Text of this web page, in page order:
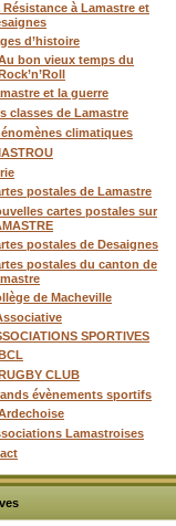
Résistance à Lamastre et
d’histoire
bon vieux temps du
et la guerre
classes de Lamastre
climatiques
postales de Lamastre
cartes postales sur
postales de Desaignes
postales du canton de
de Macheville
SPORTIVES
CLUB
évènements sportifs
Lamastroises